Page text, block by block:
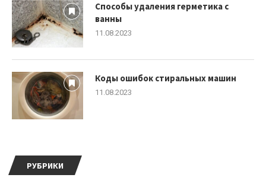
РУБРИКИ
Способы удаления герметика с
ванны
11.08.2023
Коды ошибок стиральных машин
11.08.2023